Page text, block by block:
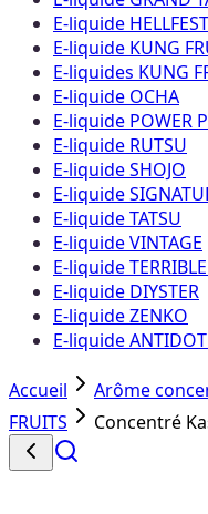
E-liquide HELLFEST
E-liquide KUNG
E-liquides KUNG
E-liquide OCHA
E-liquide POWER
E-liquide RUTSU
E-liquide SHOJO
E-liquide
E-liquide TATSU
E-liquide VINTAGE
E-liquide
E-liquide DIYSTER
E-liquide ZENKO
E-liquide
Accueil Arôme
FRUITS
Concentré